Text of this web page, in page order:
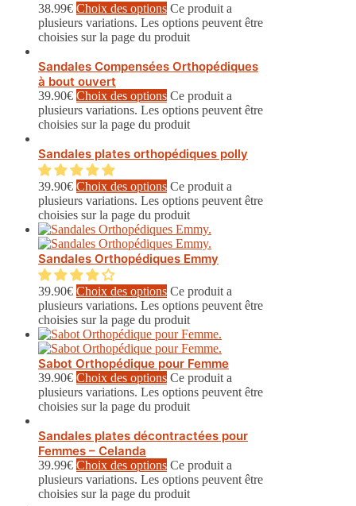
38.99€ Choix des options Ce produit a
plusieurs variations. Les options peuvent être
choisies sur la page du produit
Sandales Compensées Orthopédiques
à bout ouvert
39.90€ Choix des options Ce produit a
plusieurs variations. Les options peuvent être
choisies sur la page du produit
Sandales plates orthopédiques polly
39.90€ Choix des options Ce produit a
plusieurs variations. Les options peuvent être
choisies sur la page du produit
Sandales Orthopédiques Emmy
39.90€ Choix des options Ce produit a
plusieurs variations. Les options peuvent être
choisies sur la page du produit
Sabot Orthopédique pour Femme
39.90€ Choix des options Ce produit a
plusieurs variations. Les options peuvent être
choisies sur la page du produit
Sandales plates décontractées pour
Femmes – Celanda
39.99€ Choix des options Ce produit a
plusieurs variations. Les options peuvent être
choisies sur la page du produit